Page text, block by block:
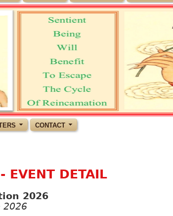
CONTACT
EVENT DETAIL
2026
2026